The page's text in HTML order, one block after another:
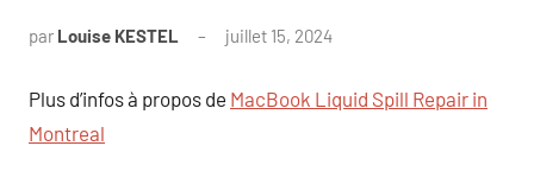
par Louise KESTEL juillet 15, 2024
Plus d’infos à propos de MacBook Liquid Spill Repair in
Montreal